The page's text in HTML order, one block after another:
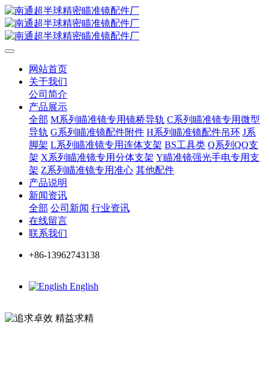
网站首页
关于我们
公司简介
产品展示
全部 M系列瞄准镜专用镜桥导轨 C系列瞄准镜专用微型
导轨 G系列瞄准镜配件附件 H系列瞄准镜配件吊环 J系
脚架 L系列瞄准镜专用连体支架 BS工具类 Q系列QQ支
架 X系列瞄准镜专用分体支架 Y瞄准镜强光手电专用支
架 Z系列瞄准镜专用准心 其他配件
产品说明
新闻资讯
全部 公司新闻 行业资讯
在线留言
联系我们
+86-13962743138
English